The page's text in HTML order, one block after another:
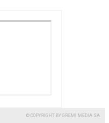
© COPYRIGHT BY GREMI MEDIA SA